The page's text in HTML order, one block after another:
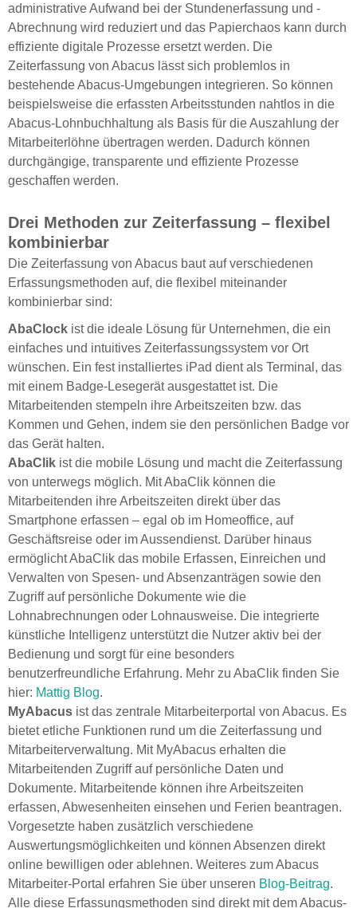
administrative Aufwand bei der Stundenerfassung und -
Abrechnung wird reduziert und das Papierchaos kann durch
effiziente digitale Prozesse ersetzt werden. Die
Zeiterfassung von Abacus lässt sich problemlos in
bestehende Abacus-Umgebungen integrieren. So können
beispielsweise die erfassten Arbeitsstunden nahtlos in die
Abacus-Lohnbuchhaltung als Basis für die Auszahlung der
Mitarbeiterlöhne übertragen werden. Dadurch können
durchgängige, transparente und effiziente Prozesse
geschaffen werden.
Drei Methoden zur Zeiterfassung – flexibel
kombinierbar
Die Zeiterfassung von Abacus baut auf verschiedenen
Erfassungsmethoden auf, die flexibel miteinander
kombinierbar sind:
AbaClock ist die ideale Lösung für Unternehmen, die ein
einfaches und intuitives Zeiterfassungssystem vor Ort
wünschen. Ein fest installiertes iPad dient als Terminal, das
mit einem Badge-Lesegerät ausgestattet ist. Die
Mitarbeitenden stempeln ihre Arbeitszeiten bzw. das
Kommen und Gehen, indem sie den persönlichen Badge vor
das Gerät halten.
AbaClik ist die mobile Lösung und macht die Zeiterfassung
von unterwegs möglich. Mit AbaClik können die
Mitarbeitenden ihre Arbeitszeiten direkt über das
Smartphone erfassen – egal ob im Homeoffice, auf
Geschäftsreise oder im Aussendienst. Darüber hinaus
ermöglicht AbaClik das mobile Erfassen, Einreichen und
Verwalten von Spesen- und Absenzanträgen sowie den
Zugriff auf persönliche Dokumente wie die
Lohnabrechnungen oder Lohnausweise. Die integrierte
künstliche Intelligenz unterstützt die Nutzer aktiv bei der
Bedienung und sorgt für eine besonders
benutzerfreundliche Erfahrung. Mehr zu AbaClik finden Sie
hier: Mattig Blog.
MyAbacus ist das zentrale Mitarbeiterportal von Abacus. Es
bietet etliche Funktionen rund um die Zeiterfassung und
Mitarbeiterverwaltung. Mit MyAbacus erhalten die
Mitarbeitenden Zugriff auf persönliche Daten und
Dokumente. Mitarbeitende können ihre Arbeitszeiten
erfassen, Abwesenheiten einsehen und Ferien beantragen.
Vorgesetzte haben zusätzlich verschiedene
Auswertungsmöglichkeiten und können Absenzen direkt
online bewilligen oder ablehnen. Weiteres zum Abacus
Mitarbeiter-Portal erfahren Sie über unseren Blog-Beitrag.
Alle diese Erfassungsmethoden sind direkt mit dem Abacus-